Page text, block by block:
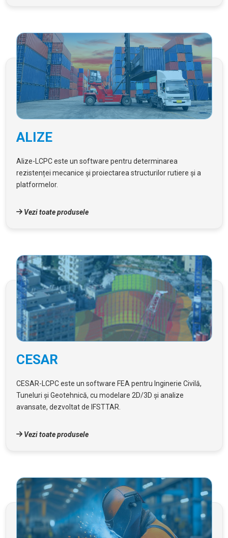
ALIZE
Alize-LCPC este un software pentru determinarea
rezistenței mecanice și proiectarea structurilor rutiere și a
platformelor.
Vezi toate produsele
CESAR
CESAR-LCPC este un software FEA pentru Inginerie Civilă,
Tuneluri și Geotehnică, cu modelare 2D/3D și analize
avansate, dezvoltat de IFSTTAR.
Vezi toate produsele